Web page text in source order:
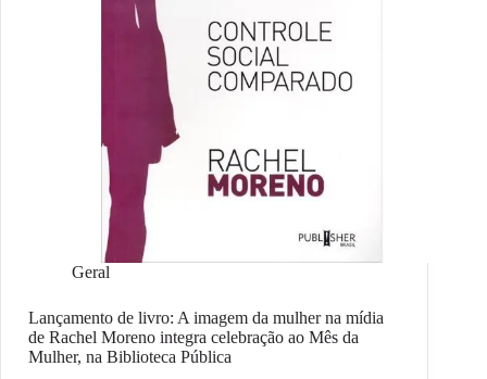
Geral
Lançamento de livro: A imagem da mulher na mídia
de Rachel Moreno integra celebração ao Mês da
Mulher, na Biblioteca Pública